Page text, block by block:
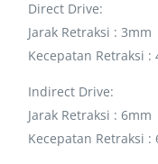
Direct Drive:
Jarak Retraksi : 3mm
Kecepatan Retraksi :
Indirect Drive:
Jarak Retraksi : 6mm
Kecepatan Retraksi :